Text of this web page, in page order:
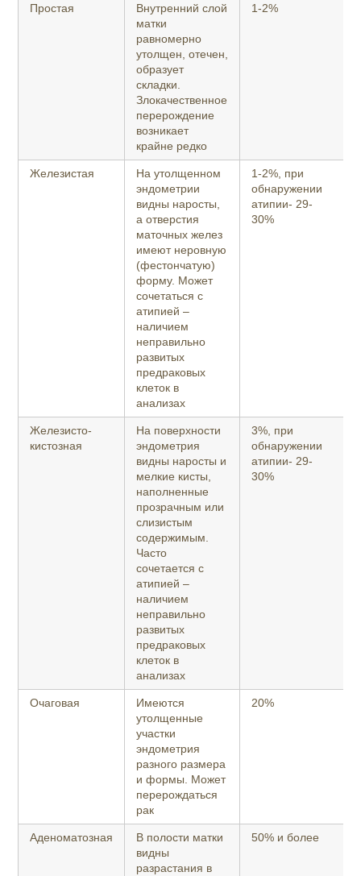
Простая
Внутренний слой
матки
равномерно
утолщен, отечен,
образует
складки.
Злокачественное
перерождение
возникает
крайне редко
1-2%
Железистая
На утолщенном
эндометрии
видны наросты,
а отверстия
маточных желез
имеют неровную
(фестончатую)
форму. Может
сочетаться с
атипией –
наличием
неправильно
развитых
предраковых
клеток в
анализах
1-2%, при
обнаружении
атипии- 29-
30%
Железисто-
кистозная
На поверхности
эндометрия
видны наросты и
мелкие кисты,
наполненные
прозрачным или
слизистым
содержимым.
Часто
сочетается с
атипией –
наличием
неправильно
развитых
предраковых
клеток в
анализах
3%, при
обнаружении
атипии- 29-
30%
Очаговая
Имеются
утолщенные
участки
эндометрия
разного размера
и формы. Может
перерождаться
рак
20%
Аденоматозная
В полости матки
видны
разрастания в
50% и более